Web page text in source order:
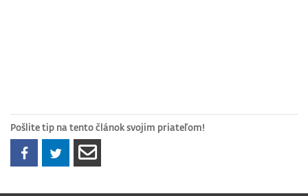
Pošlite tip na tento článok svojim priateľom!